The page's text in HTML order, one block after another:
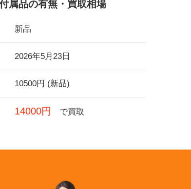
属品の有無・買取相場
新品
2026年5月23日
10500円 (新品)
14000円 で買取